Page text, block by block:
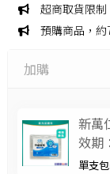
超商取貨限制
預購商品，約
加購
新萬
效期
單支